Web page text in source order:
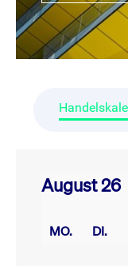
August 26
MO. DI.